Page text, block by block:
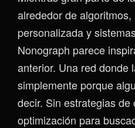
alrededor de
personalizada y
Nonograph parece
anterior. Una red donde
simplemente porque
decir. Sin estrategias de
optimización para